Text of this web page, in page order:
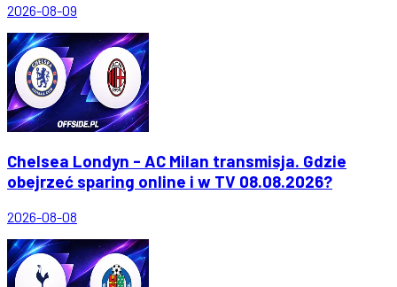
2026-08-09
Chelsea Londyn - AC Milan transmisja. Gdzie
obejrzeć sparing online i w TV 08.08.2026?
2026-08-08